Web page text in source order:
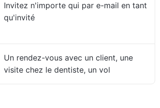
Invitez n'importe qui par e-mail en tant
qu'invité
Un rendez-vous avec un client, une
visite chez le dentiste, un vol